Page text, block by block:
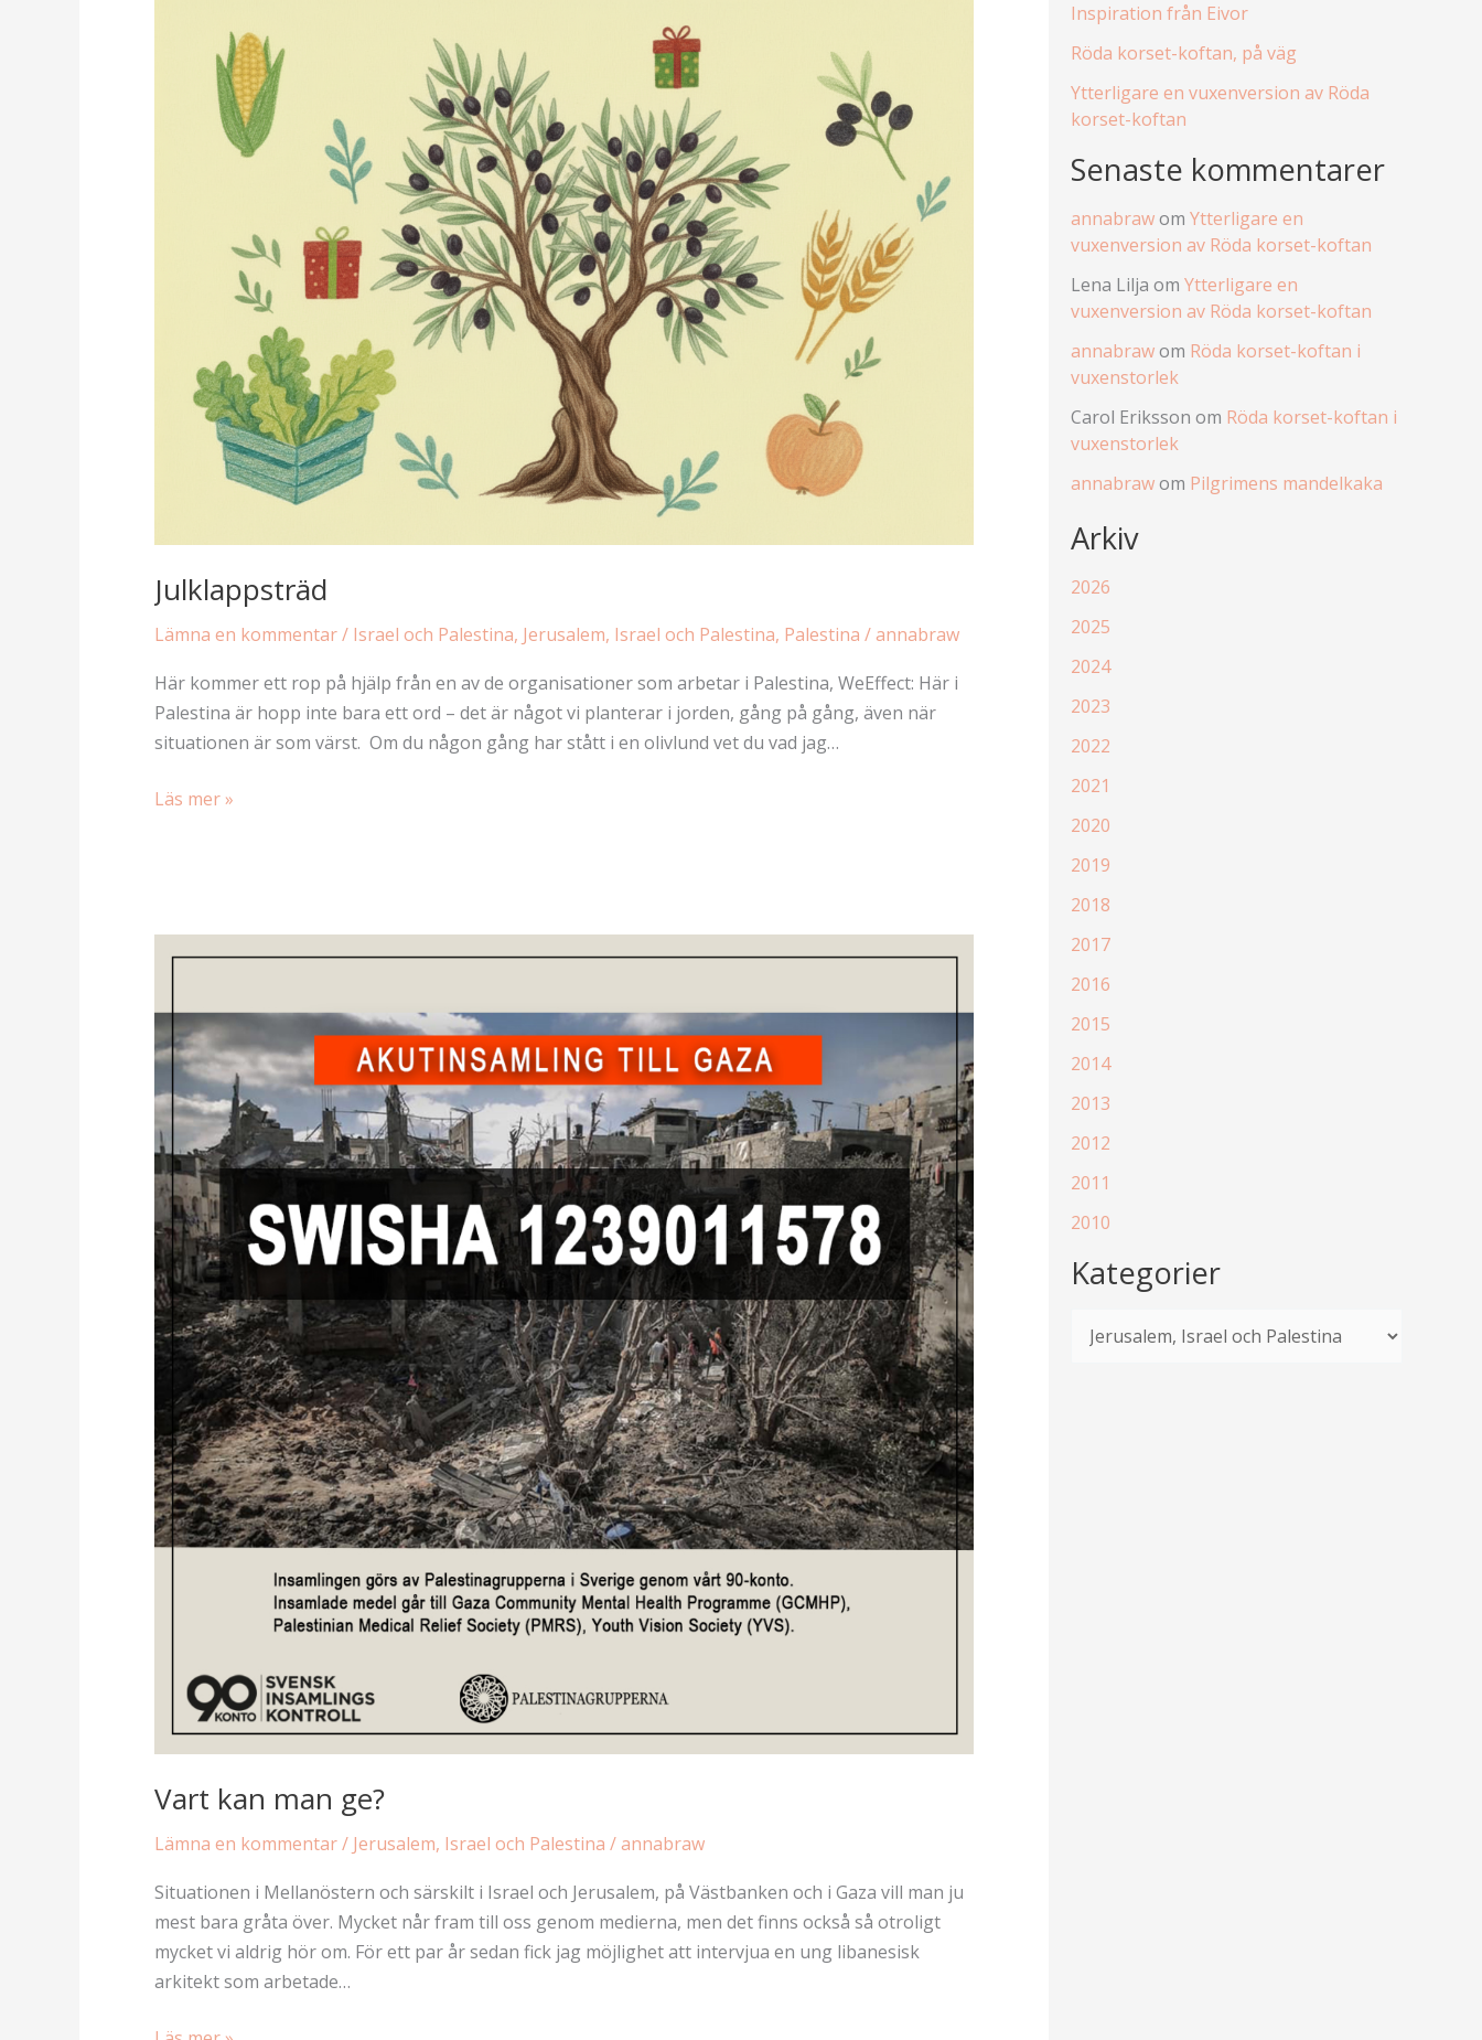
Julklappsträd
Lämna en kommentar/ Israel och Palestina, Jerusalem, Israel och Palestina, Palestina /annabraw
Här kommer ett rop på hjälp från en av de organisationer som arbetar i Palestina, WeEffect: Här i
Palestina är hopp inte bara ett ord – det är något vi planterar i jorden, gång på gång, även när
situationen är som värst. Om du någon gång har stått i en olivlund vet du vad jag…
Julklappsträd
Läs mer »
Vart kan man ge?
Lämna en kommentar/ Jerusalem, Israel och Palestina /annabraw
Situationen i Mellanöstern och särskilt i Israel och Jerusalem, på Västbanken och i Gaza vill man ju
mest bara gråta över. Mycket når fram till oss genom medierna, men det finns också så otroligt
mycket vi aldrig hör om. För ett par år sedan fick jag möjlighet att intervjua en ung libanesisk
arkitekt som arbetade…
Inspiration från Eivor
Röda korset-koftan, på väg
Ytterligare en vuxenversion av Röda
korset-koftan
Senaste kommentarer
annabrawom Ytterligare en
vuxenversion av Röda korset-koftan
Lena Lilja om Ytterligare en
vuxenversion av Röda korset-koftan
annabrawom Röda korset-koftan i
vuxenstorlek
Carol Eriksson om Röda korset-koftan i
vuxenstorlek
annabrawom Pilgrimens mandelkaka
Arkiv
2026
2025
2024
2023
2022
2021
2020
2019
2018
2017
2016
2015
2014
2013
2012
2011
2010
Kategorier